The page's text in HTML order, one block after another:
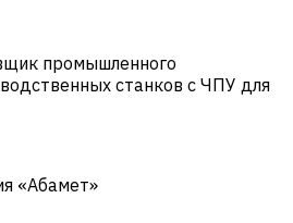
промышленного
станков с ЧПУ для
«Абамет»